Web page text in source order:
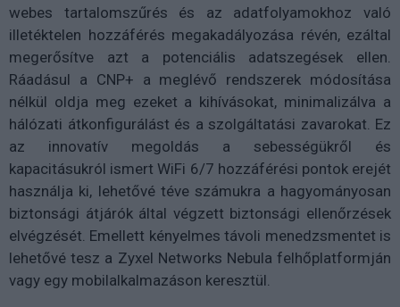
webes tartalomszűrés és az adatfolyamokhoz való
illetéktelen hozzáférés megakadályozása révén, ezáltal
megerősítve azt a potenciális adatszegések ellen.
Ráadásul a CNP+ a meglévő rendszerek módosítása
nélkül oldja meg ezeket a kihívásokat, minimalizálva a
hálózati átkonfigurálást és a szolgáltatási zavarokat. Ez
az innovatív megoldás a sebességükről és
kapacitásukról ismert WiFi 6/7 hozzáférési pontok erejét
használja ki, lehetővé téve számukra a hagyományosan
biztonsági átjárók által végzett biztonsági ellenőrzések
elvégzését. Emellett kényelmes távoli menedzsmentet is
lehetővé tesz a Zyxel Networks Nebula felhőplatformján
vagy egy mobilalkalmazáson keresztül.